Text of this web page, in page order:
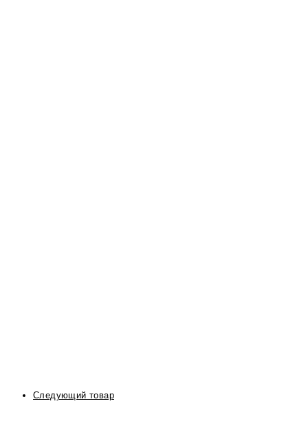
Следующий товар